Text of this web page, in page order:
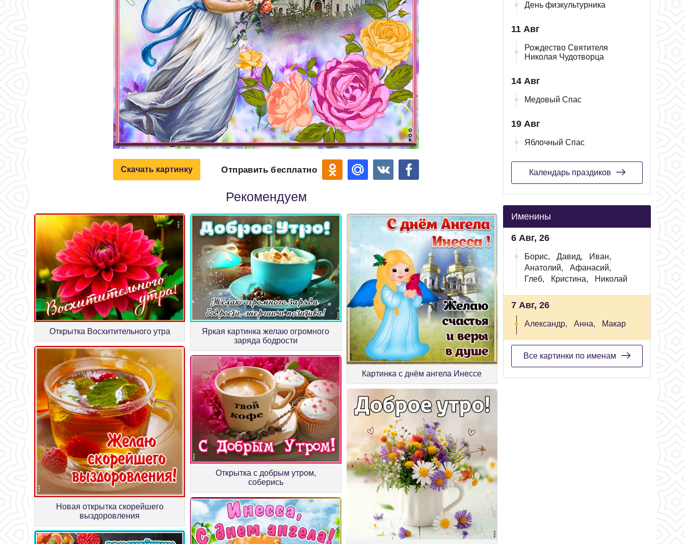
Скачать картинку Отправить бесплатно
Рекомендуем
Открытка Восхитительного утра
Яркая картинка желаю огромного
заряда бодрости
Картинка с днём ангела Инессе
Новая открытка скорейшего
выздоровления
Открытка с добрым утром,
соберись
День физкультурника
11 Авг
Рождество Святителя
Николая Чудотворца
14 Авг
Медовый Спас
19 Авг
Яблочный Спас
Календарь праздиков
Именины
6 Авг, 26
Борис, Давид,
Иван,
Анатолий,
Афанасий,
Глеб,
Кристина, Николай
7 Авг, 26
Александр, Анна, Макар
Все картинки по именам